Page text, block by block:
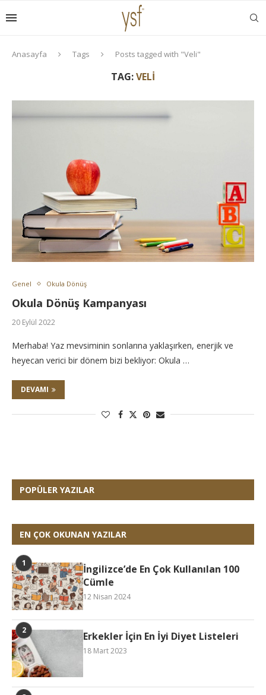
Anasayfa Tags Posts tagged with "Veli"
TAG:VELI
Genel Okula Dönüş
Okula Dönüş Kampanyası
20 Eylül 2022
Merhaba! Yaz mevsiminin sonlarına yaklaşırken, enerjik ve
heyecan verici bir dönem bizi bekliyor: Okula …
DEVAMI
POPÜLER YAZILAR
EN ÇOK OKUNAN YAZILAR
İngilizce’de En Çok Kullanılan 100
Cümle
12 Nisan 2024
Erkekler İçin En İyi Diyet Listeleri
18 Mart 2023